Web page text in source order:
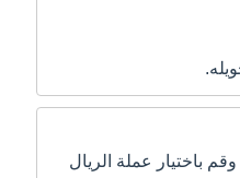
باختيار عملة الريال